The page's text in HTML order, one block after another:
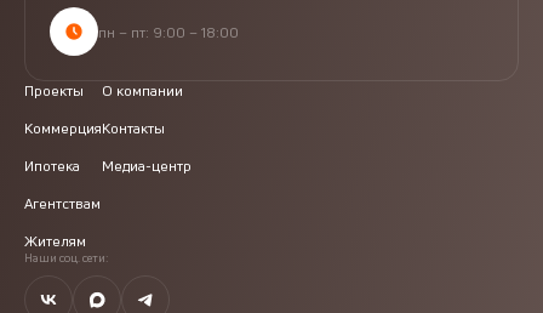
пн – пт: 9:00 – 18:00
Проекты
Коммерция
Ипотека
Агентствам
Жителям
О компании
Контакты
Медиа-центр
Наши соц. сети: